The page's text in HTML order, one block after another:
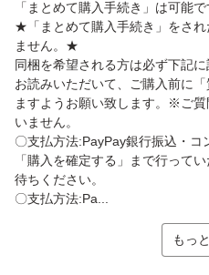
「まとめて購入手続き」は可能で
★「まとめて購入手続き」をさ
ません。★
同梱を希望される方は必ず下記
お読みいただいて、ご購入前に
ますようお願い致します。※ご
いません。
〇支払方法:PayPay銀行振込・コ
「購入を確定する」まで行って
待ちください。
〇支払方法:Pa...
もっ